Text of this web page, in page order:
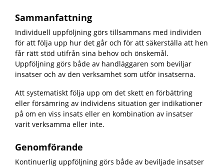
Sammanfattning
Individuell uppföljning görs tillsammans med individen
för att följa upp hur det går och för att säkerställa att hen
får rätt stöd utifrån sina behov och önskemål.
Uppföljning görs både av handläggaren som beviljar
insatser och av den verksamhet som utför insatserna.
Att systematiskt följa upp om det skett en förbättring
eller försämring av individens situation ger indikationer
på om en viss insats eller en kombination av insatser
varit verksamma eller inte.
Genomförande
Kontinuerlig uppföljning görs både av beviljade insatser